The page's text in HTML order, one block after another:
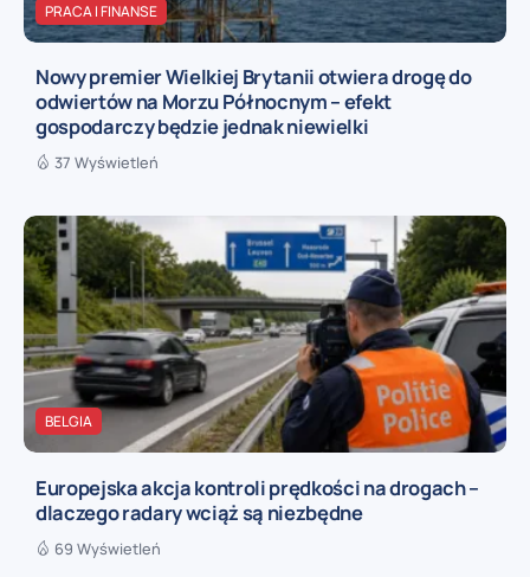
PRACA I FINANSE
Nowy premier Wielkiej Brytanii otwiera drogę do
odwiertów na Morzu Północnym – efekt
gospodarczy będzie jednak niewielki
37 Wyświetleń
BELGIA
Europejska akcja kontroli prędkości na drogach –
dlaczego radary wciąż są niezbędne
69 Wyświetleń